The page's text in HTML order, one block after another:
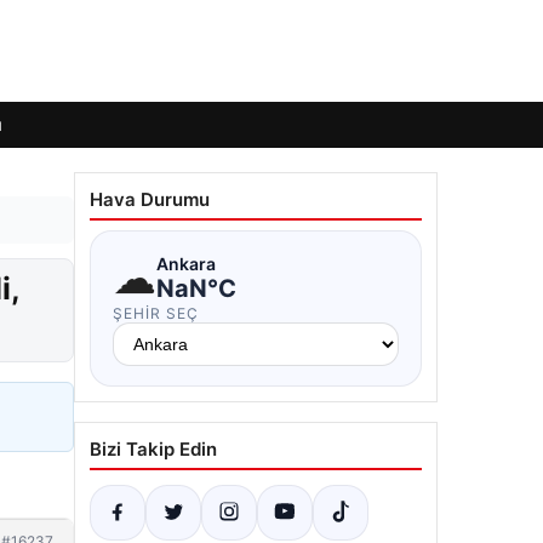
Hava Durumu
☁Ankara
NaN°C
ŞEHIR SEÇ
Bizi Takip Edin